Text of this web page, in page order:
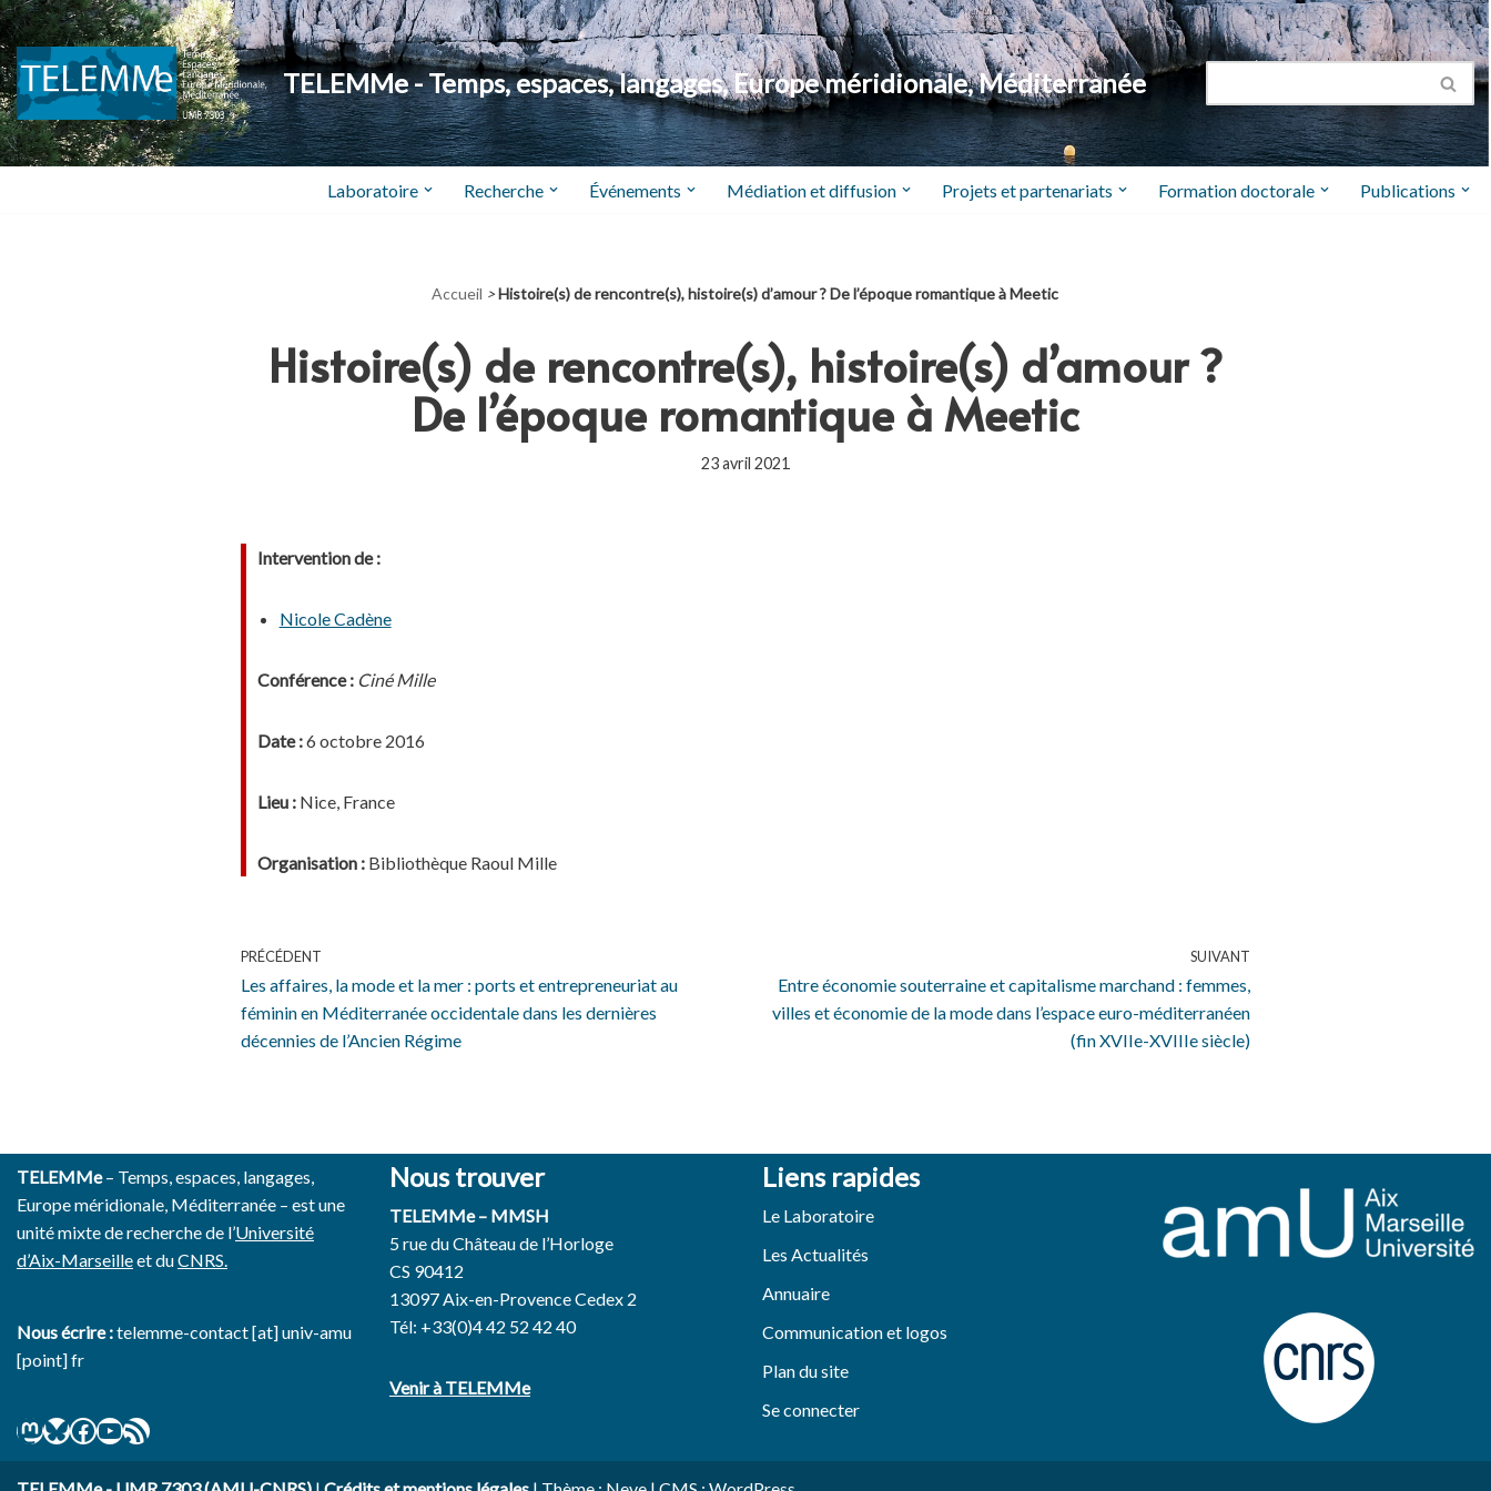
Aller
au
contenu
TELEMMe - Temps, espaces, langages, Europe méridionale, Méditerranée
Laboratoire Recherche Événements Médiation et diffusion Projets et partenariats Formation doctorale Publications
Accueil >Histoire(s) de rencontre(s), histoire(s) d’amour ? De l’époque romantique à Meetic
Histoire(s) de rencontre(s), histoire(s) d’amour ?
De l’époque romantique à Meetic
23 avril 2021
Intervention de :
Nicole Cadène
Conférence :Ciné Mille
Date :6 octobre 2016
Lieu :Nice, France
Organisation :Bibliothèque Raoul Mille
PRÉCÉDENT
Les affaires, la mode et la mer : ports et entrepreneuriat au
féminin en Méditerranée occidentale dans les dernières
décennies de l’Ancien Régime
SUIVANT
Entre économie souterraine et capitalisme marchand : femmes,
villes et économie de la mode dans l’espace euro-méditerranéen
(fin XVIIe-XVIIIe siècle)
TELEMMe– Temps, espaces, langages,
Europe méridionale, Méditerranée – est une
unité mixte de recherche de l’Université
d’Aix-Marseilleet duCNRS.
Nous écrire :telemme-contact [at] univ-amu
[point] fr
Nous trouver
TELEMMe – MMSH
5 rue du Château de l’Horloge
CS 90412
13097 Aix-en-Provence Cedex 2
Tél: +33(0)4 42 52 42 40
Venir à TELEMMe
Liens rapides
Le Laboratoire
Les Actualités
Annuaire
Communication et logos
Plan du site
Se connecter